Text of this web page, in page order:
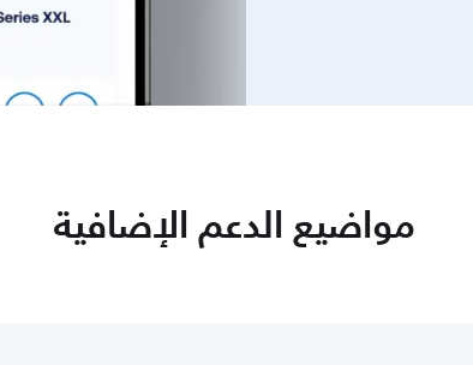
مواضيع الدعم الإضافية